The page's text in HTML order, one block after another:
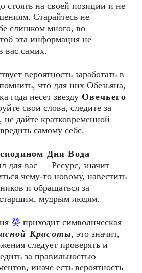
стоять на своей позиции и не
Старайтесь не
слишком много, во
эта информация не
вас самих.
вероятность заработать в
что для них Обезьяна,
года несет звезду Овечьего
свои слова, следите за
дайте кратковременной
самому себе.
Дня Вода
для вас — Ресурс, значит
чему-то новому, навестить
и обращаться за
мудрым людям.
癸 приходит символическая
Красоты, это значит,
следует проверять и
за правильностью
иначе есть вероятность